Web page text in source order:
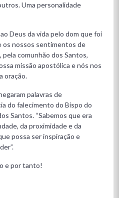
Uma personalidade
Deus da vida pelo dom que foi
os nossos sentimentos de
comunhão dos Santos,
missão apostólica e nós nos
oração.
palavras de
do falecimento do Bispo do
Santos. “Sabemos que era
da proximidade e da
possa ser inspiração e
e por tanto!